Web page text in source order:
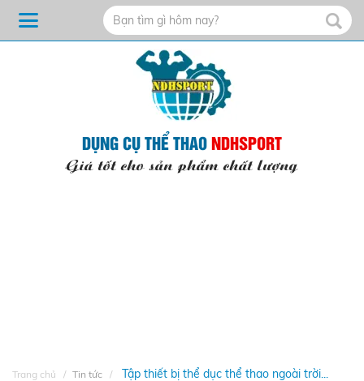
DỤNG CỤ THỂ THAONDHSPORT
Giá tốt cho sản phẩm chất lượng
Trang chủ Tin tức Tập thiết bị thể dục thể thao ngoài trời...